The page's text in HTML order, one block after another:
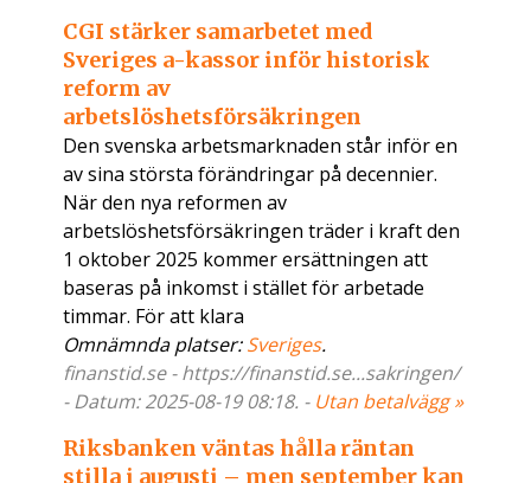
CGI stärker samarbetet med
Sveriges a-kassor inför historisk
reform av
arbetslöshetsförsäkringen
Den svenska arbetsmarknaden står inför en
av sina största förändringar på decennier.
När den nya reformen av
arbetslöshetsförsäkringen träder i kraft den
1 oktober 2025 kommer ersättningen att
baseras på inkomst i stället för arbetade
timmar. För att klara
Omnämnda platser:Sveriges.
finanstid.se - https://finanstid.se...sakringen/
- Datum: 2025-08-19 08:18. - Utan betalvägg »
Riksbanken väntas hålla räntan
stilla i augusti – men september kan